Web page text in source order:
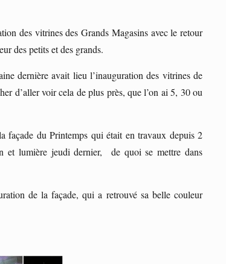
des vitrines des Grands Magasins avec le retour
des petits et des grands.
dernière avait lieu l’inauguration des vitrines de
d’aller voir cela de plus près, que l’on ai 5, 30 ou
façade du Printemps qui était en travaux depuis 2
et lumière jeudi dernier, de quoi se mettre dans
de la façade, qui a retrouvé sa belle couleur